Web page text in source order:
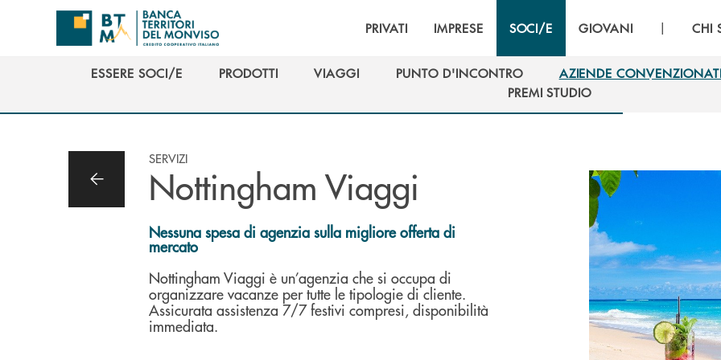
Salta al contenuto principale
PRIVATI IMPRESE SOCI/E GIOVANI | CHI
ESSERE SOCI/E
PRODOTTI
VIAGGI
PUNTO D'INCONTRO
PUNTO D'INCONTRO
AZIENDE
AZIENDE CONVENZIONATE
PREMI STUDIO
PREMI STUDIO
SERVIZI
Nottingham Viaggi
Nessuna spesa di agenzia sulla migliore offerta di
mercato
Nottingham Viaggi è un’agenzia che si occupa di
organizzare vacanze per tutte le tipologie di cliente.
Assicurata assistenza 7/7 festivi compresi, disponibilità
immediata.